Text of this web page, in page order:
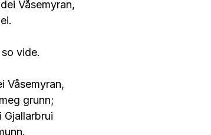
Våsemyran,
vide.
Våsemyran,
grunn;
Gjallarbrui